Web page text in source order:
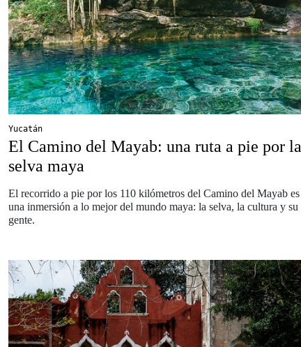
Yucatán
El Camino del Mayab: una ruta a pie por la
selva maya
El recorrido a pie por los 110 kilómetros del Camino del Mayab es
una inmersión a lo mejor del mundo maya: la selva, la cultura y su
gente.